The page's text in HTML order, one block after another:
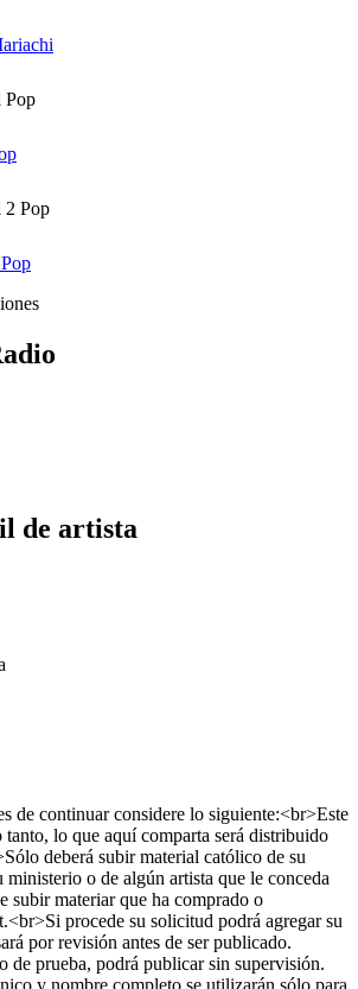
de artista
de continuar considere lo siguiente:<br>Este
lo que aquí comparta será distribuido
deberá subir material católico de su
ministerio o de algún artista que le conceda
subir materiar que ha comprado o
procede su solicitud podrá agregar su
por revisión antes de ser publicado.
de prueba, podrá publicar sin supervisión.
y nombre completo se utilizarán sólo para